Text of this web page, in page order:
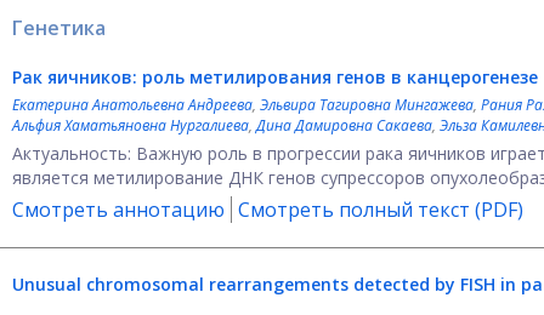
Генетика
Рак яичников: роль метилирования генов в канцерогенезе
Екатерина Анатольевна Андреева, Эльвира Тагировна Мингажева, Рания
Альфия Хаматьяновна Нургалиева,Дина Дамировна Сакаева, Эльза
Актуальность: Важную роль в прогрессии рака яичников
является метилирование ДНК генов супрессоров
Смотреть аннотацию Смотреть полный текст (PDF)
Unusual chromosomal rearrangements detected by FISH in